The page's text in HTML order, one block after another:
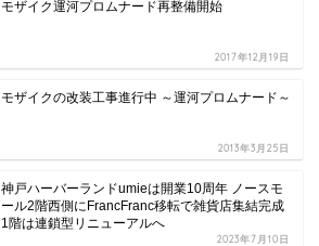
モザイク運河プロムナード再整備開始
2017年12月19日
モザイクの改装工事進行中 ～運河プロムナード～
2013年3月25日
神戸ハーバーランドumieは開業10周年 ノースモ
ール2階西側にFrancFranc移転で雑貨店集結完成
1階は連鎖型リニューアルへ
2023年7月10日